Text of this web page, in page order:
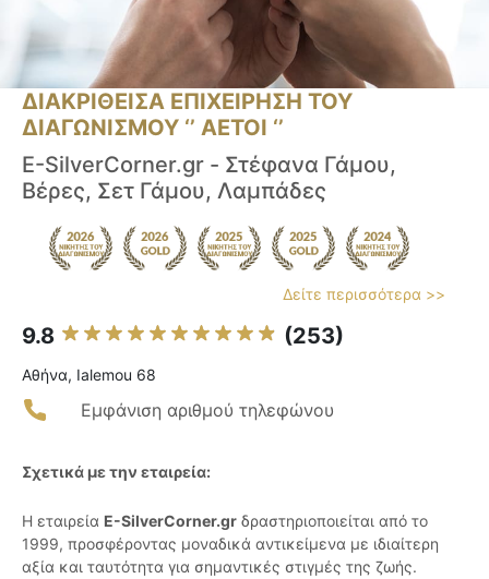
ΔΙΑΚΡΙΘΕΙΣΑ ΕΠΙΧΕΙΡΗΣΗ ΤΟΥ
ΔΙΑΓΩΝΙΣΜΟΥ ‘’ ΑΕΤΟΙ ‘’
E-SilverCorner.gr - Στέφανα Γάμου,
Βέρες, Σετ Γάμου, Λαμπάδες
Δείτε περισσότερα >>
9.8 (253)
Αθήνα, Ialemou 68
Εμφάνιση αριθμού τηλεφώνου
Σχετικά με την εταιρεία:
Η εταιρεία E-SilverCorner.gr δραστηριοποιείται από το
1999, προσφέροντας μοναδικά αντικείμενα με ιδιαίτερη
αξία και ταυτότητα για σημαντικές στιγμές της ζωής.